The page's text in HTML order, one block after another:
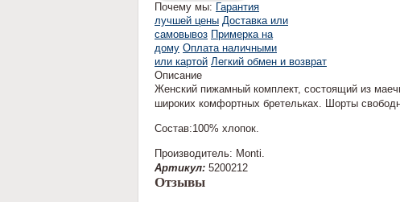
Почему мы: Гарантия
лучшей цены Доставка или
самовывоз Примерка на
дому Оплата наличными
или картой Легкий обмен и возврат
Описание
Женский пижамный комплект, состоящий из
широких комфортных бретельках. Шорты
Состав:100% хлопок.
Производитель: Monti.
Артикул: 5200212
Отзывы